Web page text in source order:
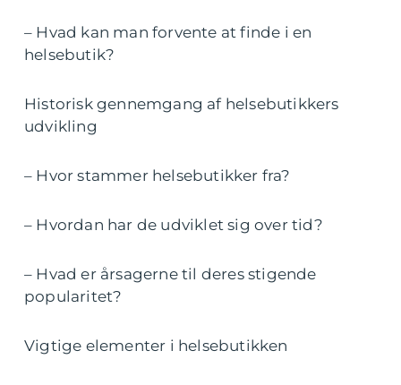
– Hvad kan man forvente at finde i en
helsebutik?
Historisk gennemgang af helsebutikkers
udvikling
– Hvor stammer helsebutikker fra?
– Hvordan har de udviklet sig over tid?
– Hvad er årsagerne til deres stigende
popularitet?
Vigtige elementer i helsebutikken